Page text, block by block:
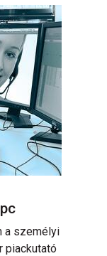
a személyi
piackutató